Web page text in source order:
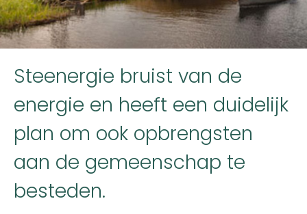
Steenergie bruist van de
energie en heeft een duidelijk
plan om ook opbrengsten
aan de gemeenschap te
besteden.